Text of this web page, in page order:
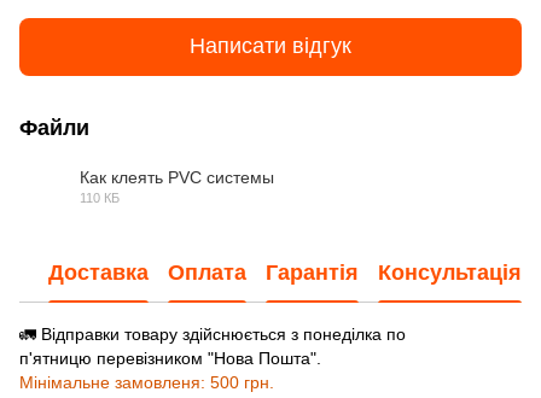
Написати відгук
Файли
Как клеять PVC системы
110 КБ
Доставка Оплата Гарантія Консультація
🚛 Відправки товару здійснюється з понеділка по
п'ятницю перевізником "Нова Пошта".
Мінімальне замовленя: 500 грн.